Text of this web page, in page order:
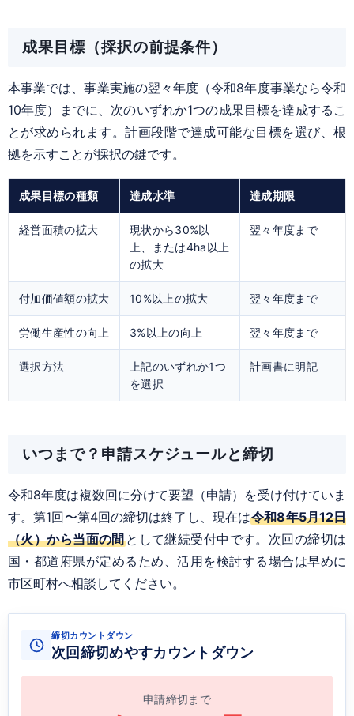
成果目標（採択の前提条件）
本事業では、事業実施の翌々年度（令和8年度事業なら令和
10年度）までに、次のいずれか1つの成果目標を達成するこ
とが求められます。計画段階で達成可能な目標を選び、根
拠を示すことが採択の鍵です。
成果目標の種類 達成水準 達成期限
経営面積の拡大
現状から30%以
上、または4ha以上
の拡大
翌々年度まで
付加価値額の拡大 10%以上の拡大 翌々年度まで
労働生産性の向上 3%以上の向上 翌々年度まで
選択方法
上記のいずれか1つ
を選択
計画書に明記
いつまで？申請スケジュールと締切
令和8年度は複数回に分けて要望（申請）を受け付けていま
す。第1回〜第4回の締切は終了し、現在は令和8年5月12日
（火）から当面の間として継続受付中です。次回の締切は
国・都道府県が定めるため、活用を検討する場合は早めに
市区町村へ相談してください。
締切カウントダウン
次回締切めやすカウントダウン
申請締切まで